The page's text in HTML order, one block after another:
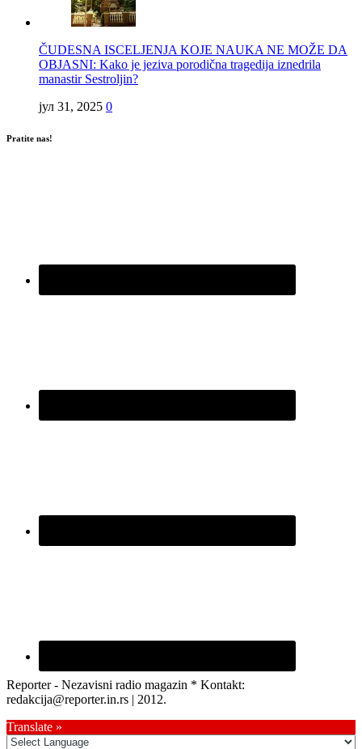
ČUDESNA ISCELJENJA KOJE NAUKA NE MOŽE DA
OBJASNI: Kako je jeziva porodična tragedija iznedrila
manastir Sestroljin?
јул 31, 2025 0
Pratite nas!
Reporter - Nezavisni radio magazin * Kontakt:
redakcija@reporter.in.rs | 2012.
Translate »